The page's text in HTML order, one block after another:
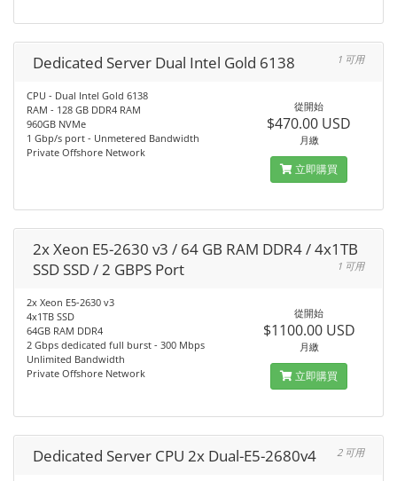
Dedicated Server Dual Intel Gold 6138 1 可用
CPU - Dual Intel Gold 6138
RAM - 128 GB DDR4 RAM
960GB NVMe
1 Gbp/s port - Unmetered Bandwidth
Private Offshore Network
從開始
$470.00 USD
月繳
立即購買
2x Xeon E5-2630 v3 / 64 GB RAM DDR4 / 4x1TB
SSD SSD / 2 GBPS Port
1 可用
2x Xeon E5-2630 v3
4x1TB SSD
64GB RAM DDR4
2 Gbps dedicated full burst - 300 Mbps
Unlimited Bandwidth
Private Offshore Network
從開始
$1100.00 USD
月繳
立即購買
Dedicated Server CPU 2x Dual-E5-2680v4 2 可用